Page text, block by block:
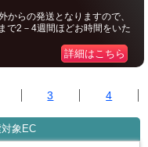
からの発送となりますので、
で2－4週間ほどお時間をいた
詳細はこちら
3 4
象EC